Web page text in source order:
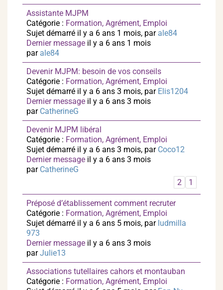
Assistante MJPM
Catégorie : Formation, Agrément, Emploi
Sujet démarré il y a 6 ans 1 mois, par ale84
Dernier message il y a 6 ans 1 mois
par ale84
Devenir MJPM: besoin de vos conseils
Catégorie : Formation, Agrément, Emploi
Sujet démarré il y a 6 ans 3 mois, par Elis1204
Dernier message il y a 6 ans 3 mois
par CatherineG
Devenir MJPM libéral
Catégorie : Formation, Agrément, Emploi
Sujet démarré il y a 6 ans 3 mois, par Coco12
Dernier message il y a 6 ans 3 mois
par CatherineG
1
2
Préposé d’établissement comment recruter
Catégorie : Formation, Agrément, Emploi
Sujet démarré il y a 6 ans 5 mois, par ludmilla
973
Dernier message il y a 6 ans 3 mois
parJulie13
Associations tutellaires cahors et montauban
Catégorie : Formation, Agrément, Emploi